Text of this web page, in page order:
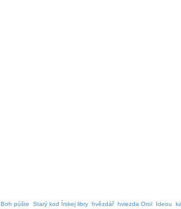
Boh púšte Starý kod Írskej libry hvězdář hviezda Orol Ideou